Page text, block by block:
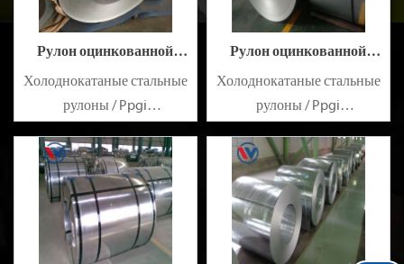
Рулон оцинкованной
Холоднокатаные стальные
рулоны / Ppgi
окрашенный
оцинкованный стальной
лист SECC SPCC SECD SPCD
SECE SPCE SECC N2 SECC N4
Рулон оцинкованной
Холоднокатаные стальные
рулоны / Ppgi
окрашенный
оцинкованный стальной
лист SECC SPCC SECD SPCD
SECE SPCE SECC N2 SECC N4